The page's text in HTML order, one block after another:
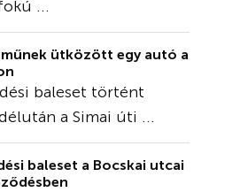
...
ütközött egy autó a
baleset történt
a Simai úti ...
baleset a Bocskai utcai